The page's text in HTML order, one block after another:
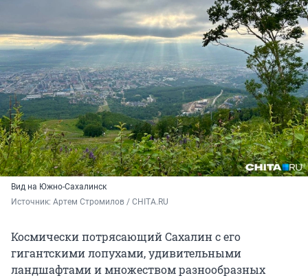
Вид на Южно-Сахалинск
Источник: Артем Стромилов / CHITA.RU
Космически потрясающий Сахалин с его
гигантскими лопухами, удивительными
ландшафтами и множеством разнообразных